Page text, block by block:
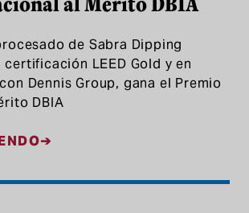
de Sabra Dipping
certificación LEED Gold y en
Dennis Group, gana el Premio
DBIA